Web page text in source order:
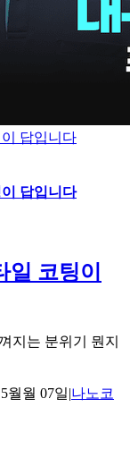
답입니다
답입니다
코팅이
지는 분위기 뭔지
월월 07일|나노코